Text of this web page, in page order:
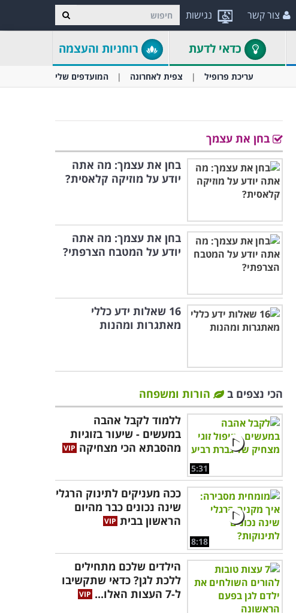
נגישות צור קשר
כדאי לדעת רוחניות והעצמה
עריכת פרופיל צפית לאחרונה המועדפים שלי
בחן את עצמך
בחן את עצמך: מה אתה
יודע על מוזיקה קלאסית?
בחן את עצמך: מה אתה
יודע על המטבח הצרפתי?
16 שאלות ידע כללי
מאתגרות ומהנות
הכי נצפים ב הורות ומשפחה
5:31
ללמוד לקבל אהבה
במעשים - שיעור בזוגיות
מהסבתא הכי מצחיקה
8:18
ככה מעניקים לתינוק הרגלי
שינה נכונים כבר מהיום
הראשון בבית
הילדים שלכם מתחילים
ללכת לגן? כדאי שתקשיבו
ל-7 העצות האלו...